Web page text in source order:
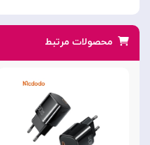
محصولات مرتبط